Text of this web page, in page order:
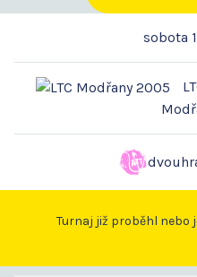
sobota
Turnaj již proběhl nebo